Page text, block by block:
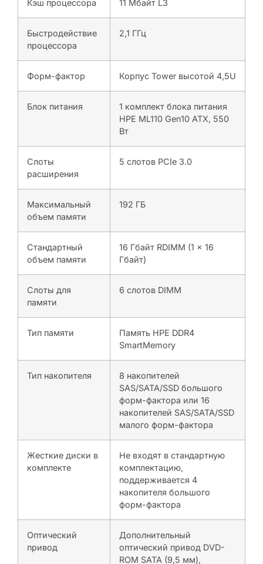
Кэш процессора 11 Мбайт L3
Быстродействие
процессора
2,1 ГГц
Форм-фактор Корпус Tower высотой 4,5U
Блок питания
1 комплект блока питания
HPE ML110 Gen10 ATX, 550
Вт
Слоты
расширения
5 слотов PCIe 3.0
Максимальный
объем памяти
192 ГБ
Стандартный
объем памяти
16 Гбайт RDIMM (1 x 16
Гбайт)
Слоты для
памяти
6 слотов DIMM
Тип памяти
Память HPE DDR4
SmartMemory
Тип накопителя
8 накопителей
SAS/SATA/SSD большого
форм-фактора или 16
накопителей SAS/SATA/SSD
малого форм-фактора
Жесткие диски в
комплекте
Не входят в стандартную
комплектацию,
поддерживается 4
накопителя большого
форм-фактора
Оптический
привод
Дополнительный
оптический привод DVD-
ROM SATA (9,5 мм),